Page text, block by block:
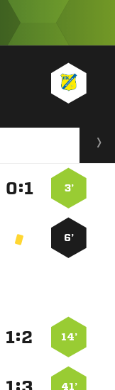
3’
:
6’
14’
:
41’
: